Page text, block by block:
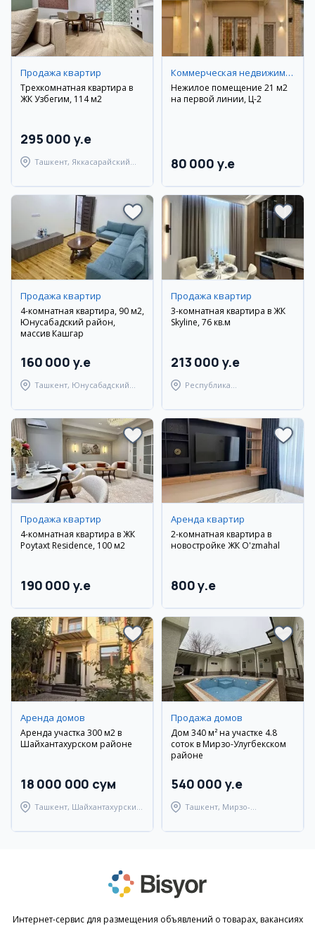
Продажа квартир
Трехкомнатная квартира в
ЖК Узбегим, 114 м2
295 000 y.e
Ташкент, Яккасарайский
Коммерческая недвижимость
Нежилое помещение 21 м2
на первой линии, Ц-2
80 000 y.e
Продажа квартир
4-комнатная квартира, 90 м2,
Юнусабадский район,
массив Кашгар
160 000 y.e
Ташкент, Юнусабадский
Продажа квартир
3-комнатная квартира в ЖК
Skyline, 76 кв.м
213 000 y.e
Республика
район
Продажа квартир
4-комнатная квартира в ЖК
Poytaxt Residence, 100 м2
190 000 y.e
Аренда квартир
2-комнатная квартира в
новостройке ЖК O'zmahal
800 y.e
Аренда домов
Аренда участка 300 м2 в
Шайхантахурском районе
18 000 000 сум
Ташкент, Шайхантахурский
Продажа домов
Дом 340 м² на участке 4.8
соток в Мирзо-Улугбекском
районе
540 000 y.e
Ташкент, Мирзо-
Интернет-сервис для размещения объявлений о товарах, вакансиях